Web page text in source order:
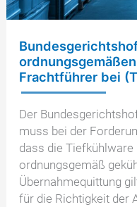
Frachtführer bei
Der
muss bei der
dass die Tiefkühlware
ordnungsgemäß
Übernahmequittung
für die Richtigkeit der